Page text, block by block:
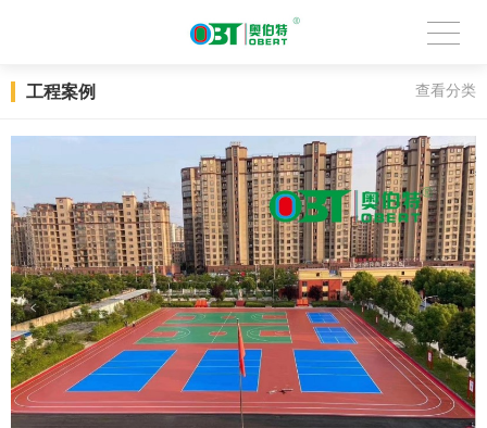
工程案例 查看分类